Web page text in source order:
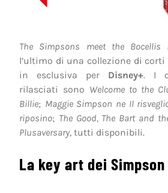
The Simpsons meet the Bocellis
l’ultimo di una collezione di corti
in esclusiva per Disney+. I
rilasciati sono Welcome to the
Billie; Maggie Simpson ne Il
riposino; The Good, The Bart and
Plusaversary, tutti disponibili.
La key art dei